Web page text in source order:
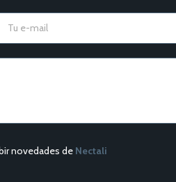
novedades de Nectali